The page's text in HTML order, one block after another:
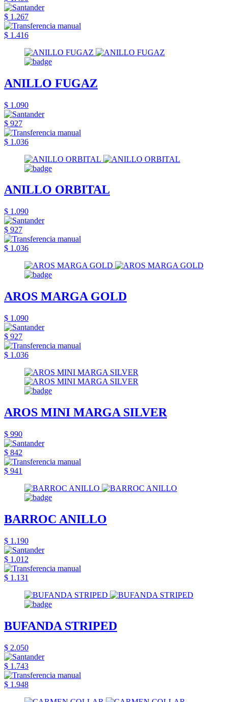
$ 1.267
$ 1.416
ANILLO FUGAZ
$ 1.090
$ 927
$ 1.036
ANILLO ORBITAL
$ 1.090
$ 927
$ 1.036
AROS MARGA GOLD
$ 1.090
$ 927
$ 1.036
AROS MINI MARGA SILVER
$ 990
$ 842
$ 941
BARROC ANILLO
$ 1.190
$ 1.012
$ 1.131
BUFANDA STRIPED
$ 2.050
$ 1.743
$ 1.948